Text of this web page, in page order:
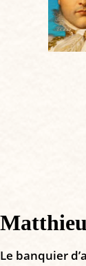
Le banquier